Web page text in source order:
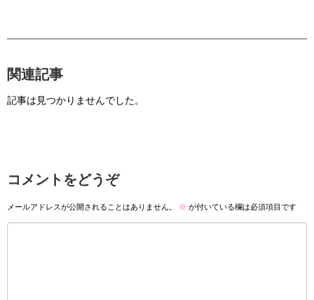
関連記事
記事は見つかりませんでした。
コメントをどうぞ
メールアドレスが公開されることはありません。 ※ が付いている欄は必須項目です